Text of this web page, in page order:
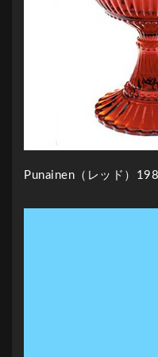
Punainen（レッド）